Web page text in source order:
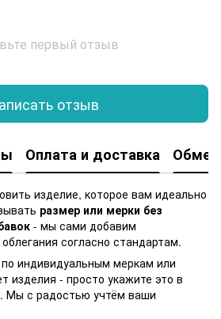
первый отзыв
отзыв
Оплата и доставка Обмен
изделие, которое вам идеально
размер или мерки без
- мы сами добавим
согласно стандартам.
индивидуальным меркам или
изделия - просто укажите это в
. Мы с радостью учтём ваши